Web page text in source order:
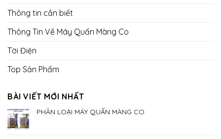
Thông tin cần biết
Thông Tin Về Máy Quấn Màng Co
Tời Điện
Top Sản Phẩm
BÀI VIẾT MỚI NHẤT
PHÂN LOẠI MÁY QUẤN MÀNG CO